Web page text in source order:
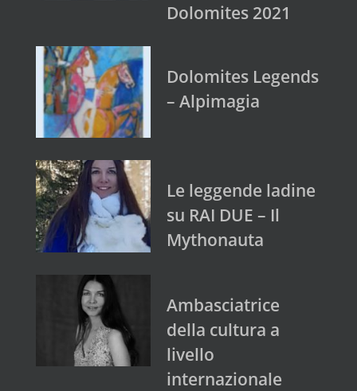
Dolomites 2021
Dolomites Legends
– Alpimagia
Le leggende ladine
su RAI DUE – Il
Mythonauta
Ambasciatrice
della cultura a
livello
internazionale